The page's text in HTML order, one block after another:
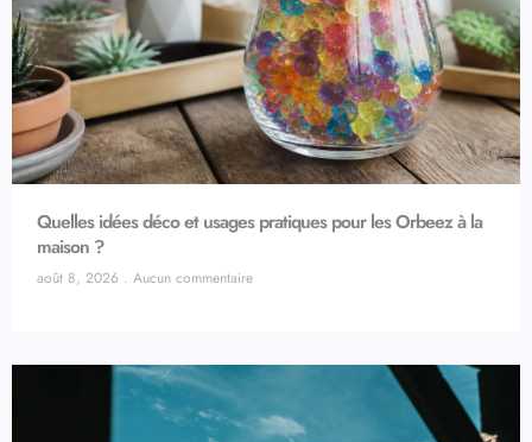
Quelles idées déco et usages pratiques pour les Orbeez à la
maison ?
août 8, 2026 Aucun commentaire